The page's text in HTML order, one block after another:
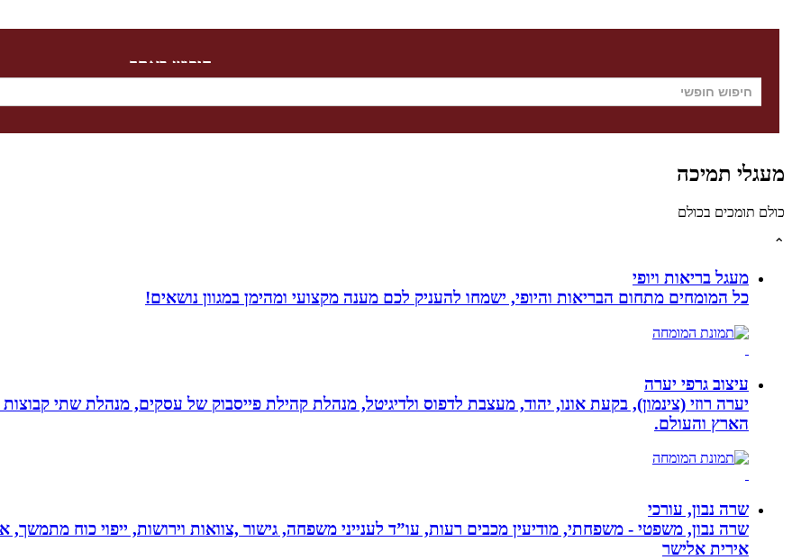
חיפוש באתר
מעגלי תמיכה
כולם תומכים בכולם
⌃
מעגל בריאות ויופי
כל המומחים מתחום הבריאות והיופי, ישמחו להעניק לכם מענה מקצועי ומהימן במגוון נושאים!
עיצוב גרפי יערה
יערה רוזי (צינמון), בקעת אונו, יהוד, מעצבת לדפוס ולדיגיטל, מנהלת קהילת פייסבוק של עסקים, מנהלת שתי קבוצות
הארץ והעולם.
שרה נבון, עורכי
שרה נבון, משפטי - משפחתי, מודיעין מכבים רעות, עו”ד לענייני משפחה, גישור ,צוואות וירושות, ייפוי כוח
אירית אלישר